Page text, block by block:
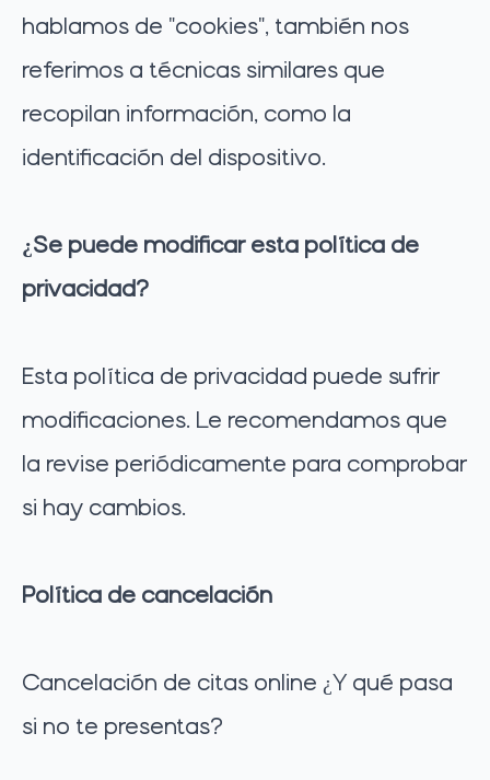
hablamos de "cookies", también nos
referimos a técnicas similares que
recopilan información, como la
identificación del dispositivo.
¿Se puede modificar esta política de
privacidad?
Esta política de privacidad puede sufrir
modificaciones. Le recomendamos que
la revise periódicamente para comprobar
si hay cambios.
Política de cancelación
Cancelación de citas online ¿Y qué pasa
si no te presentas?